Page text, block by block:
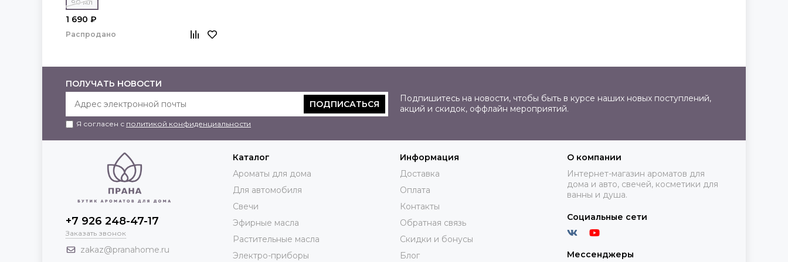
90 мл
1 690 ₽
Распродано
ПОЛУЧАТЬ НОВОСТИ
ПОДПИСАТЬСЯ
Я согласен с политикой конфиденциальности
Подпишитесь на новости, чтобы быть в курсе наших новых поступлений,
акций и скидок, оффлайн мероприятий.
+7 926 248-47-17
Заказать звонок
zakaz@pranahome.ru
Каталог
Ароматы для дома
Для автомобиля
Свечи
Эфирные масла
Растительные масла
Электро-приборы
Информация
Доставка
Оплата
Контакты
Обратная связь
Скидки и бонусы
Блог
О компании
Интернет-магазин ароматов для
дома и авто, свечей, косметики для
ванны и душа.
Социальные сети
Мессенджеры